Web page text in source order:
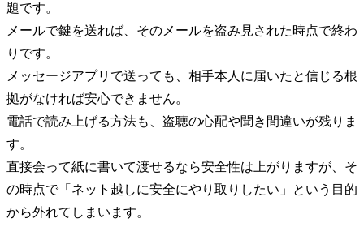
題です。
メールで鍵を送れば、そのメールを盗み見された時点で終わ
りです。
メッセージアプリで送っても、相手本人に届いたと信じる根
拠がなければ安心できません。
電話で読み上げる方法も、盗聴の心配や聞き間違いが残りま
す。
直接会って紙に書いて渡せるなら安全性は上がりますが、そ
の時点で「ネット越しに安全にやり取りしたい」という目的
から外れてしまいます。